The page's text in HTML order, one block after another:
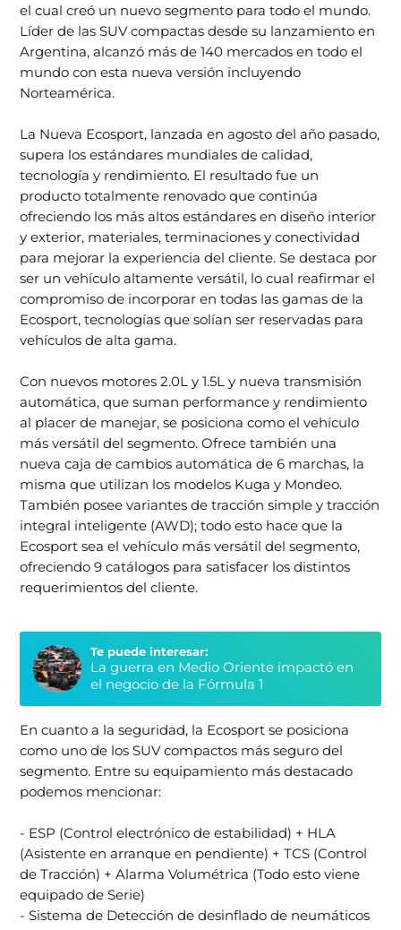
el cual creó un nuevo segmento para todo el mundo.
Líder de las SUV compactas desde su lanzamiento en
Argentina, alcanzó más de 140 mercados en todo el
mundo con esta nueva versión incluyendo
Norteamérica.
La Nueva Ecosport, lanzada en agosto del año pasado,
supera los estándares mundiales de calidad,
tecnología y rendimiento. El resultado fue un
producto totalmente renovado que continúa
ofreciendo los más altos estándares en diseño interior
y exterior, materiales, terminaciones y conectividad
para mejorar la experiencia del cliente. Se destaca por
ser un vehículo altamente versátil, lo cual reafirmar el
compromiso de incorporar en todas las gamas de la
Ecosport, tecnologías que solían ser reservadas para
vehículos de alta gama.
Con nuevos motores 2.0L y 1.5L y nueva transmisión
automática, que suman performance y rendimiento
al placer de manejar, se posiciona como el vehículo
más versátil del segmento. Ofrece también una
nueva caja de cambios automática de 6 marchas, la
misma que utilizan los modelos Kuga y Mondeo.
También posee variantes de tracción simple y tracción
integral inteligente (AWD); todo esto hace que la
Ecosport sea el vehículo más versátil del segmento,
ofreciendo 9 catálogos para satisfacer los distintos
requerimientos del cliente.
Te puede interesar:
La guerra en Medio Oriente impactó en
el negocio de la Fórmula 1
En cuanto a la seguridad, la Ecosport se posiciona
como uno de los SUV compactos más seguro del
segmento. Entre su equipamiento más destacado
podemos mencionar:
- ESP (Control electrónico de estabilidad) + HLA
(Asistente en arranque en pendiente) + TCS (Control
de Tracción) + Alarma Volumétrica (Todo esto viene
equipado de Serie)
- Sistema de Detección de desinflado de neumáticos